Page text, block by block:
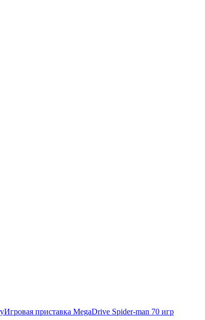
Игровая приставка MegaDrive Spider-man 70 игр